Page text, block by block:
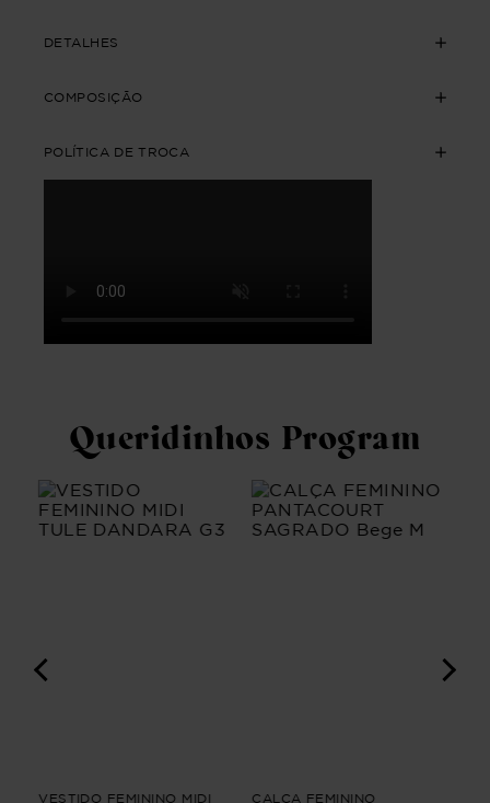
DETALHES
COMPOSIÇÃO
POLÍTICA DE TROCA
Queridinhos Program
VESTIDO FEMININO MIDI
CALÇA FEMININO